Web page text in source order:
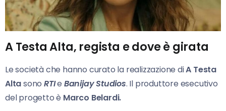
A Testa Alta, regista e dove è girata
Le società che hanno curato la realizzazione diA Testa
AltasonoRTIe Banijay Studios. Il produttore esecutivo
del progetto è Marco Belardi.